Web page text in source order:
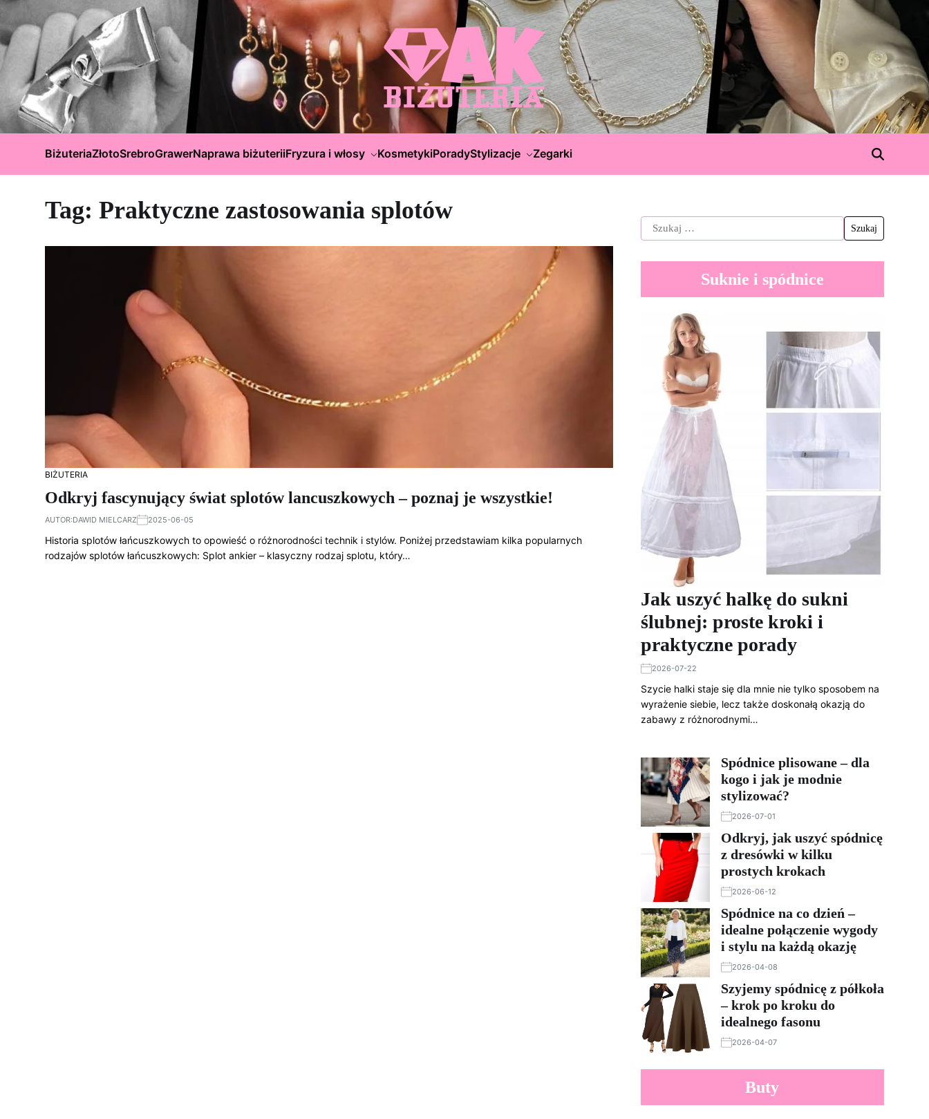
BiżuteriaZłotoSrebroGrawerNaprawa biżuteriiFryzura i włosy KosmetykiPoradyStylizacje Zegarki
Tag: Praktyczne zastosowania splotów
BIŻUTERIA
Odkryj fascynujący świat splotów lancuszkowych – poznaj je wszystkie!
AUTOR:DAWID MIELCARZ 2025-06-05
Historia splotów łańcuszkowych to opowieść o różnorodności technik i stylów. Poniżej przedstawiam kilka popularnych
rodzajów splotów łańcuszkowych: Splot ankier – klasyczny rodzaj splotu, który…
Suknie i spódnice
Jak uszyć halkę do sukni
ślubnej: proste kroki i
praktyczne porady
2026-07-22
Szycie halki staje się dla mnie nie tylko sposobem na
wyrażenie siebie, lecz także doskonałą okazją do
zabawy z różnorodnymi…
Spódnice plisowane – dla
kogo i jak je modnie
stylizować?
2026-07-01
Odkryj, jak uszyć spódnicę
z dresówki w kilku
prostych krokach
2026-06-12
Spódnice na co dzień –
idealne połączenie wygody
i stylu na każdą okazję
2026-04-08
Szyjemy spódnicę z półkoła
– krok po kroku do
idealnego fasonu
2026-04-07
Buty